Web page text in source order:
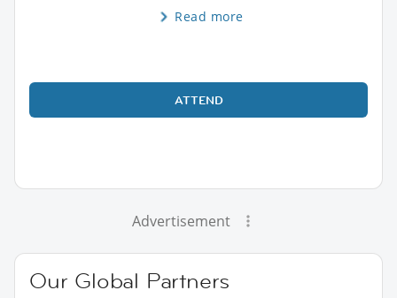
Read more
ATTEND
Advertisement
Our Global Partners